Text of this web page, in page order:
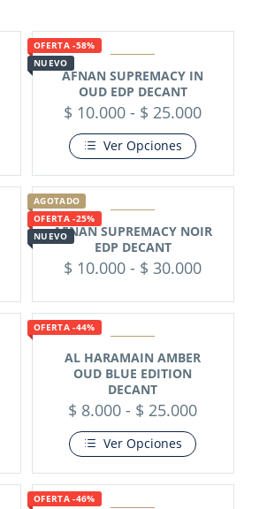
OFERTA -58%
NUEVO
AFNAN SUPREMACY IN
OUD EDP DECANT
$ 10.000 - $ 25.000
Ver Opciones
AGOTADO
OFERTA -25%
NUEVOAFNAN SUPREMACY NOIR
EDP DECANT
$ 10.000 - $ 30.000
OFERTA -44%
AL HARAMAIN AMBER
OUD BLUE EDITION
DECANT
$ 8.000 - $ 25.000
Ver Opciones
OFERTA -46%